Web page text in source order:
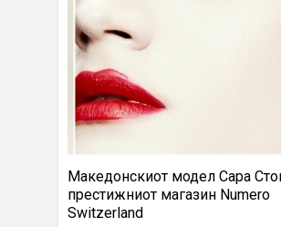
Македонскиот модел Сара
престижниот магазин Numero
Switzerland